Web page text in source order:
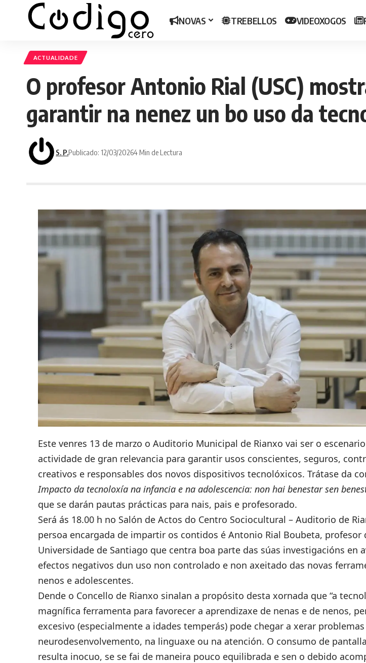
NOVAS TREBELLOS VIDEOXOGOS
ACTUALIDADE
O profesor Antonio Rial (USC)
garantir na nenez un bo uso da
S. P.Publicado: 12/03/20264 Min de Lectura
Este venres 13 de marzo o Auditorio Municipal de Rianxo vai ser o
actividade de gran relevancia para garantir usos conscientes, seguros,
creativos e responsables dos novos dispositivos tecnolóxicos. Trátase da
Impacto da tecnoloxía na infancia e na adolescencia: non hai benestar sen
que se darán pautas prácticas para nais, pais e profesorado.
Será ás 18.00 h no Salón de Actos do Centro Sociocultural – Auditorio de
persoa encargada de impartir os contidos é Antonio Rial Boubeta, profesor
Universidade de Santiago que centra boa parte das súas investigacións en
efectos negativos dun uso non controlado e non axeitado das novas
nenos e adolescentes.
Dende o Concello de Rianxo sinalan a propósito desta xornada que “a
magnífica ferramenta para favorecer a aprendizaxe de nenas e de nenos,
excesivo (especialmente a idades temperás) pode chegar a xerar
neurodesenvolvemento, na linguaxe ou na atención. O consumo de
resulta inocuo, se se fai de maneira pouco equilibrada e sen o debido